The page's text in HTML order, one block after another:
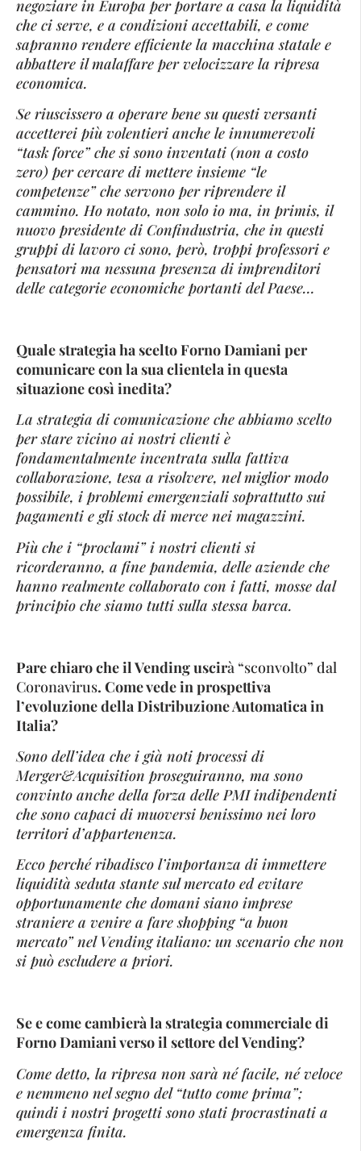
negoziare in Europa per portare a casa la liquidità
che ci serve, e a condizioni accettabili, e come
sapranno rendere efficiente la macchina statale e
abbattere il malaffare per velocizzare la ripresa
economica.
Se riuscissero a operare bene su questi versanti
accetterei più volentieri anche le innumerevoli
“task force” che si sono inventati (non a costo
zero) per cercare di mettere insieme “le
competenze” che servono per riprendere il
cammino. Ho notato, non solo io ma, in primis, il
nuovo presidente di Confindustria, che in questi
gruppi di lavoro ci sono, però, troppi professori e
pensatori ma nessuna presenza di imprenditori
delle categorie economiche portanti del Paese…
Quale strategia ha scelto Forno Damiani per
comunicare con la sua clientela in questa
situazione così inedita?
La strategia di comunicazione che abbiamo scelto
per stare vicino ai nostri clienti è
fondamentalmente incentrata sulla fattiva
collaborazione, tesa a risolvere, nel miglior modo
possibile, i problemi emergenziali soprattutto sui
pagamenti e gli stock di merce nei magazzini.
Più che i “proclami” i nostri clienti si
ricorderanno, a fine pandemia, delle aziende che
hanno realmente collaborato con i fatti, mosse dal
principio che siamo tutti sulla stessa barca.
Pare chiaro che il Vending uscirà “sconvolto” dal
Coronavirus. Come vede in prospettiva
l’evoluzione della Distribuzione Automatica in
Italia?
Sono dell’idea che i già noti processi di
Merger&Acquisition proseguiranno, ma sono
convinto anche della forza delle PMI indipendenti
che sono capaci di muoversi benissimo nei loro
territori d’appartenenza.
Ecco perché ribadisco l’importanza di immettere
liquidità seduta stante sul mercato ed evitare
opportunamente che domani siano imprese
straniere a venire a fare shopping “a buon
mercato” nel Vending italiano: un scenario che non
si può escludere a priori.
Se e come cambierà la strategia commerciale di
Forno Damiani verso il settore del Vending?
Come detto, la ripresa non sarà né facile, né veloce
e nemmeno nel segno del “tutto come prima”;
quindi i nostri progetti sono stati procrastinati a
emergenza finita.